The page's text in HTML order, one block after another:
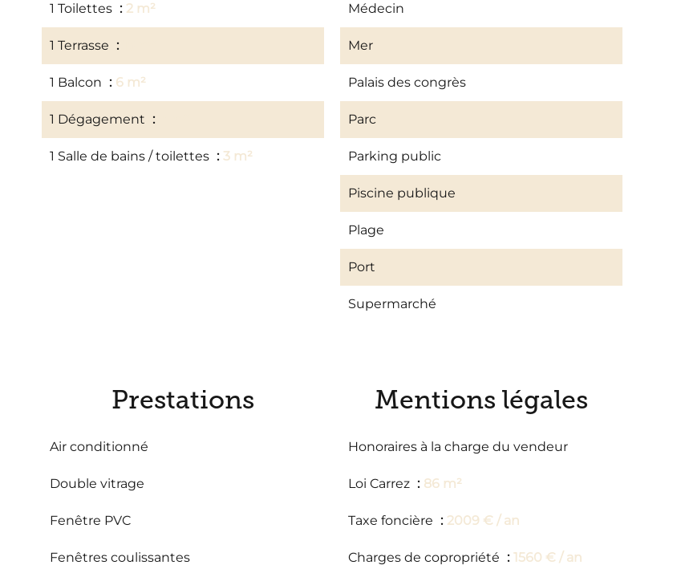
1 Toilettes 2 m²
1 Terrasse
1 Balcon 6 m²
1 Dégagement
1 Salle de bains / toilettes 3 m²
Médecin
Mer
Palais des congrès
Parc
Parking public
Piscine publique
Plage
Port
Supermarché
Prestations
Air conditionné
Double vitrage
Fenêtre PVC
Fenêtres coulissantes
Mentions légales
Honoraires à la charge du vendeur
Loi Carrez 86 m²
Taxe foncière 2009 € / an
Charges de copropriété 1560 € / an